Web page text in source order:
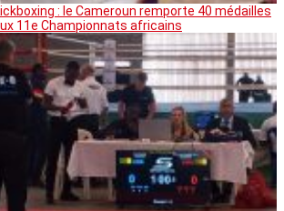
: le Cameroun remporte 40 médailles
11e Championnats africains